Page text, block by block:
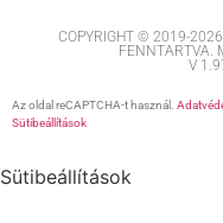
COPYRIGHT © 2019-
FENNTARTVA.
V
Az oldal reCAPTCHA-t használ.
Sütibeállítások
Sütibeállítások